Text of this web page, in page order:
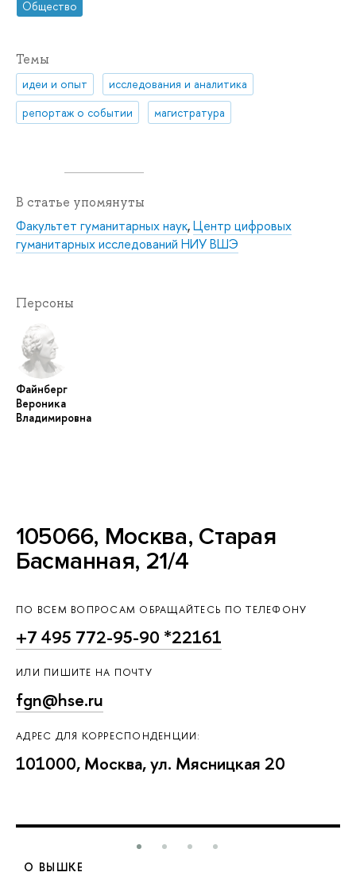
Общество
Темы
идеи и опыт
исследования и аналитика
репортаж о событии
магистратура
В статье упомянуты
Факультет гуманитарных наук,Центр цифровых
гуманитарных исследований НИУ ВШЭ
Персоны
Файнберг
Вероника
Владимировна
105066, Москва, Старая
Басманная, 21/4
ПО ВСЕМ ВОПРОСАМ ОБРАЩАЙТЕСЬ ПО ТЕЛЕФОНУ
+7 495 772-95-90 *22161
ИЛИ ПИШИТЕ НА ПОЧТУ
fgn@hse.ru
АДРЕС ДЛЯ КОРРЕСПОНДЕНЦИИ:
101000, Москва, ул. Мясницкая 20
О ВЫШКЕ